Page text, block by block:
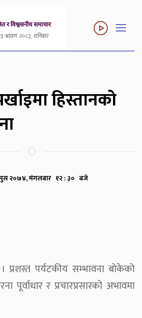
श्रावण २०८३, शनिबार
हिस्तानको
२०७४, मंगलबार १२ : ३० बजे
प्रशस्त पर्यटकीय सम्भावना बोकेको
पूर्वाधार र प्रचारप्रसारको अभावमा